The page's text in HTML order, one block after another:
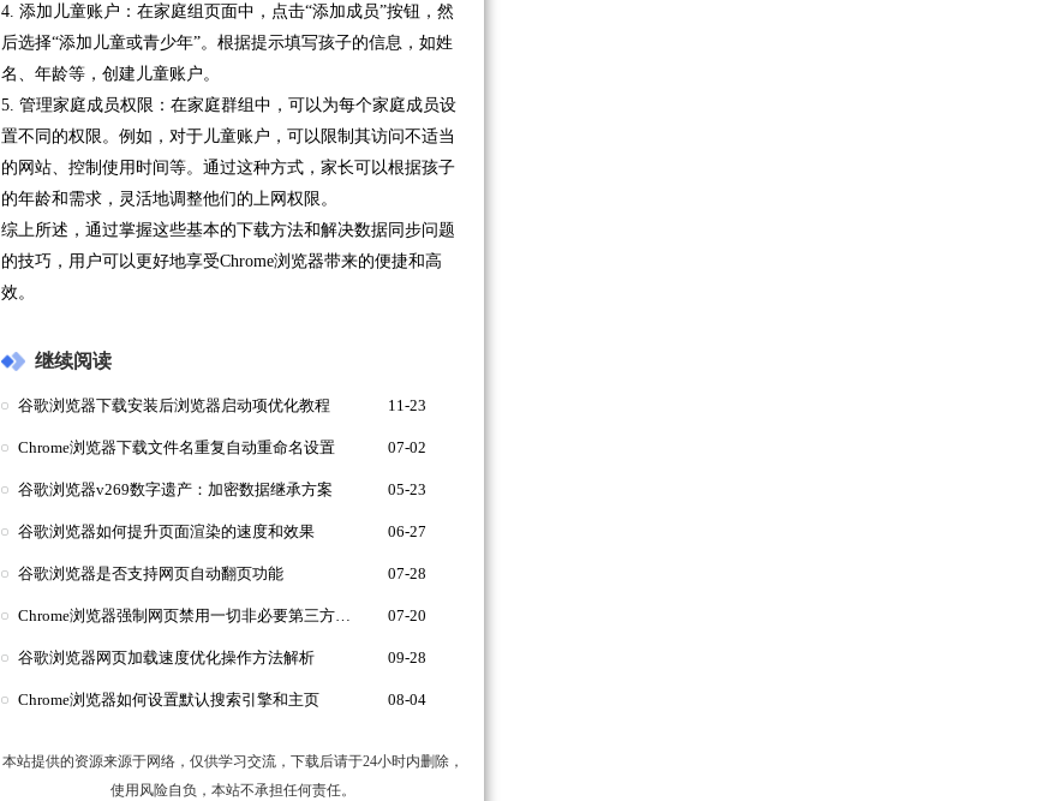
4. 添加儿童账户：在家庭组页面中，点击“添加成员”按钮，然
后选择“添加儿童或青少年”。根据提示填写孩子的信息，如姓
名、年龄等，创建儿童账户。
5. 管理家庭成员权限：在家庭群组中，可以为每个家庭成员设
置不同的权限。例如，对于儿童账户，可以限制其访问不适当
的网站、控制使用时间等。通过这种方式，家长可以根据孩子
的年龄和需求，灵活地调整他们的上网权限。
综上所述，通过掌握这些基本的下载方法和解决数据同步问题
的技巧，用户可以更好地享受Chrome浏览器带来的便捷和高
效。
继续阅读
谷歌浏览器下载安装后浏览器启动项优化教程 11-23
Chrome浏览器下载文件名重复自动重命名设置 07-02
谷歌浏览器v269数字遗产：加密数据继承方案 05-23
谷歌浏览器如何提升页面渲染的速度和效果 06-27
谷歌浏览器是否支持网页自动翻页功能 07-28
Chrome浏览器强制网页禁用一切非必要第三方字体以提速 07-20
谷歌浏览器网页加载速度优化操作方法解析 09-28
Chrome浏览器如何设置默认搜索引擎和主页 08-04
本站提供的资源来源于网络，仅供学习交流，下载后请于24小时内删除，
使用风险自负，本站不承担任何责任。